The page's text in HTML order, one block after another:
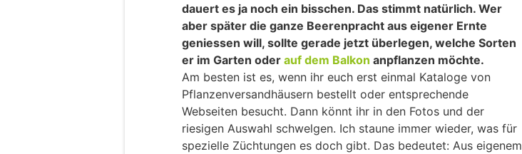
dauert es ja noch ein bisschen. Das stimmt natürlich. Wer
aber später die ganze Beerenpracht aus eigener Ernte
geniessen will, sollte gerade jetzt überlegen, welche Sorten
er im Garten oder auf dem Balkon anpflanzen möchte.
Am besten ist es, wenn ihr euch erst einmal Kataloge von
Pflanzenversandhäusern bestellt oder entsprechende
Webseiten besucht. Dann könnt ihr in den Fotos und der
riesigen Auswahl schwelgen. Ich staune immer wieder, was für
spezielle Züchtungen es doch gibt. Das bedeutet: Aus eigenem